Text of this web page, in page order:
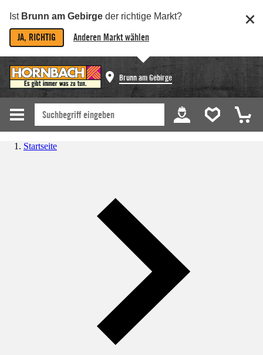
Ist Brunn am Gebirge der richtige Markt?
JA, RICHTIG Anderen Markt wählen
Brunn am Gebirge
Startseite